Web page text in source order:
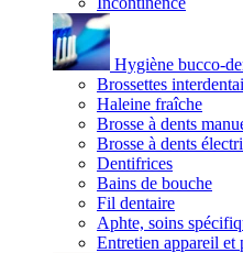
Hygiène bucco-
Brossettes
Haleine fraîche
Brosse à dents
Brosse à dents
Dentifrices
Bains de bouche
Fil dentaire
Aphte, soins
Entretien appareil et